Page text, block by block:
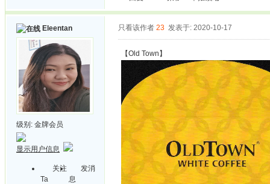
Eleentan
级别: 金牌会员
显示用户信息
关注
Ta
发消
息
只看该作者 23 发表于: 2020-10-17
【Old Town】